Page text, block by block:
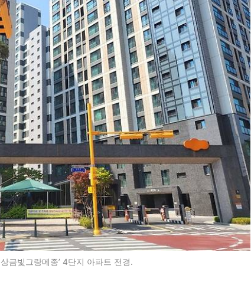
금빛그랑메종’ 4단지 아파트 전경.